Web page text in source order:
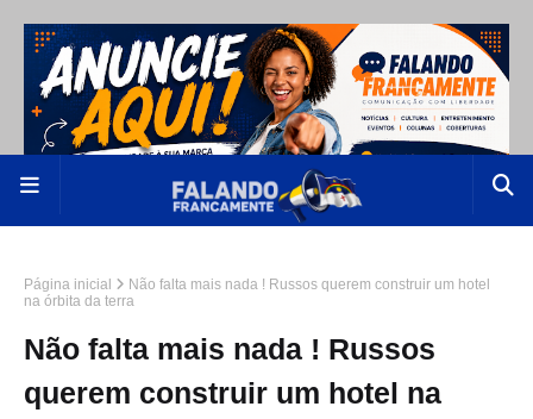
Página inicial
Não falta mais nada ! Russos querem construir um hotel
na órbita da terra
Não falta mais nada ! Russos
querem construir um hotel na